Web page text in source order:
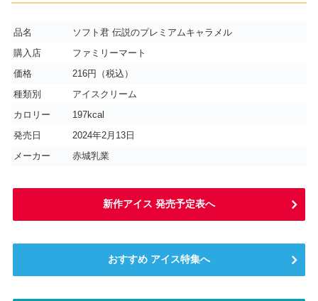
品名
ソフト君 伝説のプレミアムキャラメル
購入店
ファミリーマート
価格
216円（税込）
種類別
アイスクリーム
カロリー
197kcal
発売日
2024年2月13日
メーカー
赤城乳業
新作アイス 発売予定表へ
おすすめ アイス特集へ